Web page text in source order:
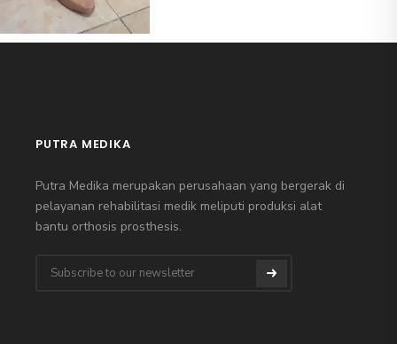
PUTRA MEDIKA
Putra Medika merupakan perusahaan yang bergerak di
pelayanan rehabilitasi medik meliputi produksi alat
bantu orthosis prosthesis.